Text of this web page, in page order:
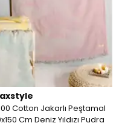
Cotton Jakarlı Peştamal
Cm Deniz Yıldızı Pudra